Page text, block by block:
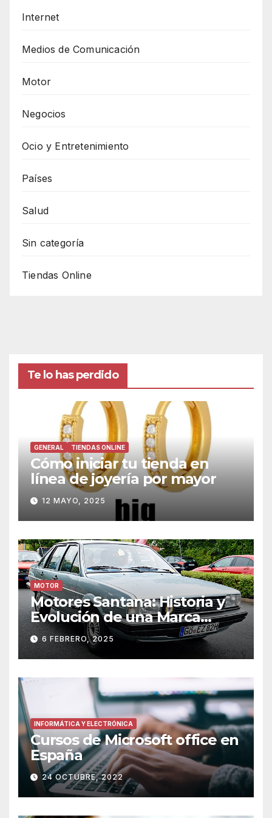
Internet
Medios de Comunicación
Motor
Negocios
Ocio y Entretenimiento
Países
Salud
Sin categoría
Tiendas Online
Te lo has perdido
GENERAL TIENDAS ONLINE
Cómo iniciar tu tienda en
línea de joyería por mayor
12 MAYO, 2025
MOTOR
Motores Santana: Historia y
Evolución de una Marca
Icónica
6 FEBRERO, 2025
INFORMÁTICA Y ELECTRÓNICA
Cursos de Microsoft office en
España
24 OCTUBRE, 2022